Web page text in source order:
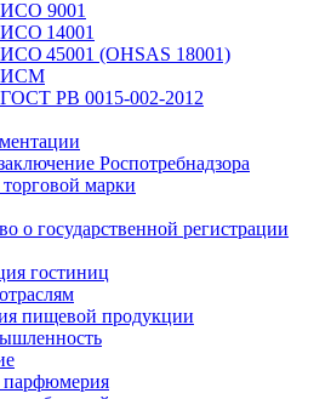
9001
14001
45001 (OHSAS 18001)
ИСМ
РВ 0015-002-2012
Роспотребнадзора
марки
о государственной регистрации
гостиниц
пищевой продукции
парфюмерия